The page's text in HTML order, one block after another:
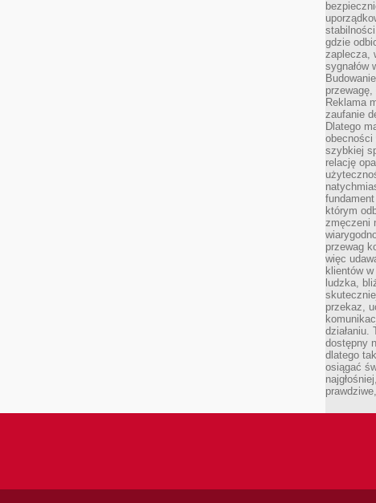
gdzie
zaplecza,
sygnałów
Reklama
zaufanie
Dlatego
obecności
szybkiej
relację
którym
zmęczeni
przewag
więc
klientów
ludzka,
przekaz,
działaniu.
dostępny
dlatego
osiągać